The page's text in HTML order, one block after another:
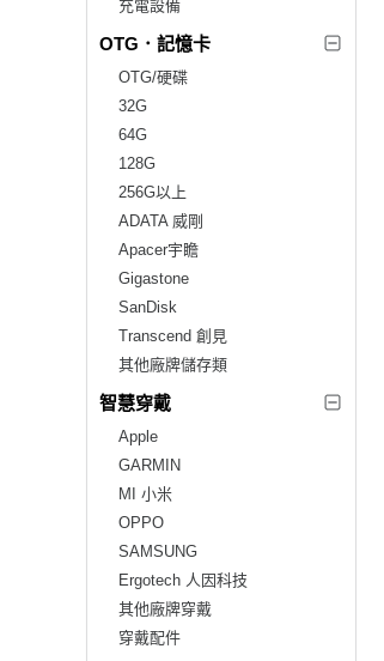
充電設備
OTG．記憶卡
OTG/硬碟
32G
64G
128G
256G以上
ADATA 威剛
Apacer宇瞻
Gigastone
SanDisk
Transcend 創見
其他廠牌儲存類
智慧穿戴
Apple
GARMIN
MI 小米
OPPO
SAMSUNG
Ergotech 人因科技
其他廠牌穿戴
穿戴配件